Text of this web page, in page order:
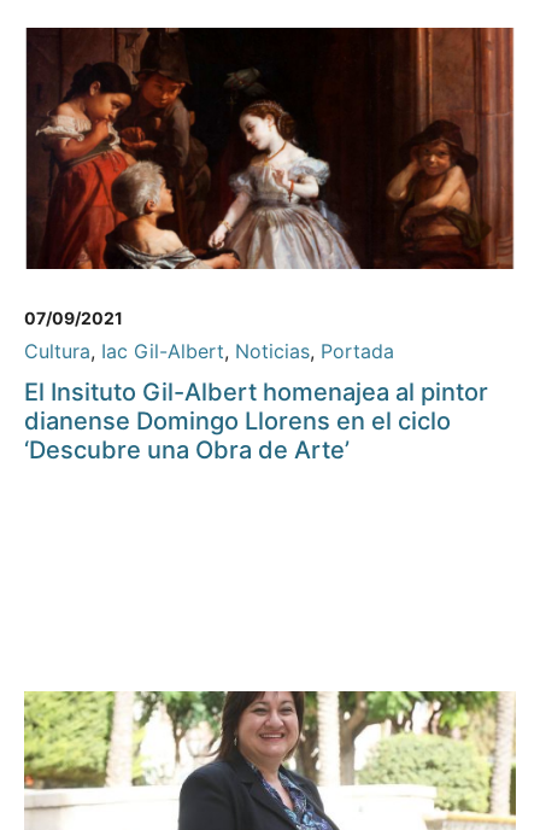
07/09/2021
Cultura, Iac Gil-Albert, Noticias, Portada
El Insituto Gil-Albert homenajea al pintor
dianense Domingo Llorens en el ciclo
‘Descubre una Obra de Arte’